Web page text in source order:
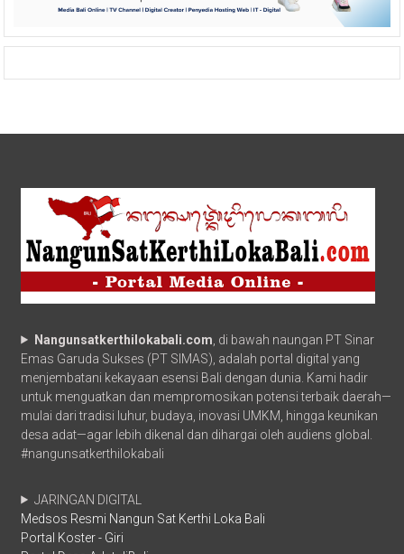
Nangunsatkerthilokabali.com , di bawah naungan PT Sinar
Emas Garuda Sukses (PT SIMAS), adalah portal digital yang
menjembatani kekayaan esensi Bali dengan dunia. Kami hadir
untuk menguatkan dan mempromosikan potensi terbaik daerah—
mulai dari tradisi luhur, budaya, inovasi UMKM, hingga keunikan
desa adat—agar lebih dikenal dan dihargai oleh audiens global.
#nangunsatkerthilokabali
JARINGAN DIGITAL
Medsos Resmi Nangun Sat Kerthi Loka Bali
Portal Koster - Giri